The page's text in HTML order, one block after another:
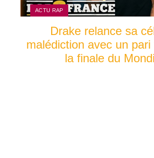
ACTU RAP
Drake relance sa
malédiction avec un
la finale du